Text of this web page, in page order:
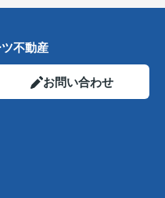
不動産
お問い合わせ